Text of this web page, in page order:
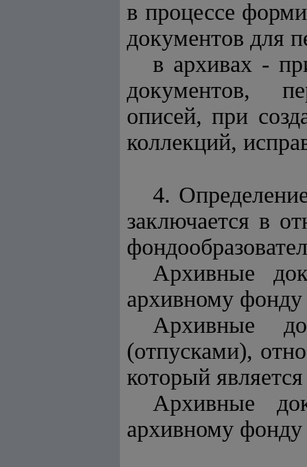
в процессе
документов для
в архивах -
документов,
описей, при
коллекций,
4.
заключается в
Архивные
архивному фонду
Архивные
(отпусками),
который
Архивные
архивному фонду